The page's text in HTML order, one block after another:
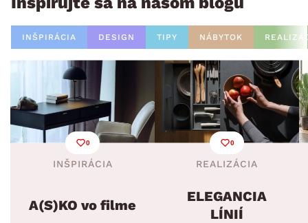
INŠPIRÁCIA DESIGN TIPY NÁBYTOK
0
INŠPIRÁCIA
A(S)KO vo filme
0
REALIZÁCIA
ELEGANCIA
LÍNIÍ